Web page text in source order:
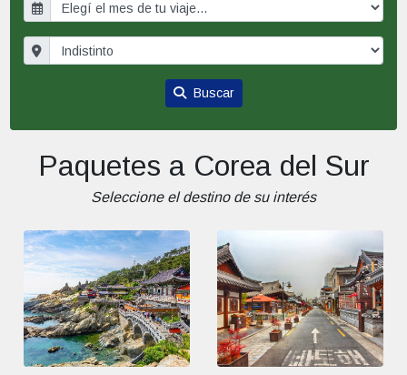
Buscar
Paquetes a Corea del Sur
Seleccione el destino de su interés